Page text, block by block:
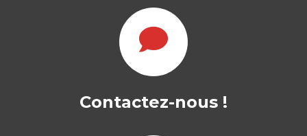
Contactez-nous !